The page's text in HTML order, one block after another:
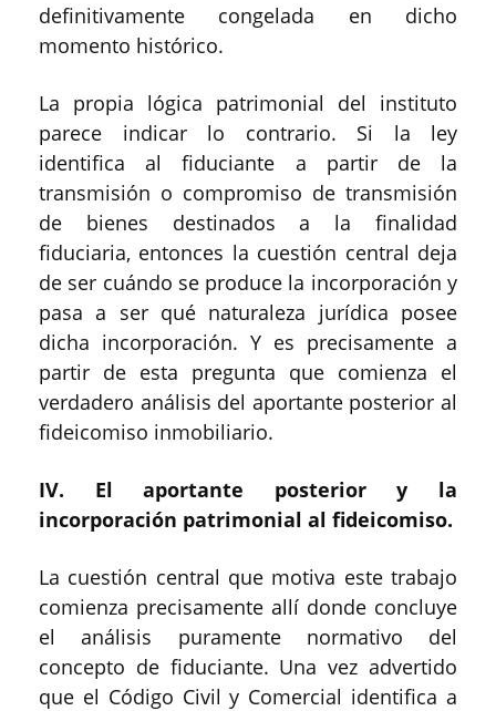
definitivamente congelada en dicho
momento histórico.
La propia lógica patrimonial del instituto
parece indicar lo contrario. Si la ley
identifica al fiduciante a partir de la
transmisión o compromiso de transmisión
de bienes destinados a la finalidad
fiduciaria, entonces la cuestión central deja
de ser cuándo se produce la incorporación y
pasa a ser qué naturaleza jurídica posee
dicha incorporación. Y es precisamente a
partir de esta pregunta que comienza el
verdadero análisis del aportante posterior al
fideicomiso inmobiliario.
IV. El aportante posterior y la
incorporación patrimonial al fideicomiso.
La cuestión central que motiva este trabajo
comienza precisamente allí donde concluye
el análisis puramente normativo del
concepto de fiduciante. Una vez advertido
que el Código Civil y Comercial identifica a